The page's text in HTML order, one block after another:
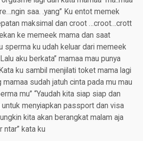
saa. .yang” Ku entot memek
maksimal dan croot …croot…crott
ke memeek mama dan saat
sperma ku udah keluar dari memeek
aku berkata” mamaa mau punya
ku sambil menjilati toket mama lagi
mamaa sudah jatuh cinta pada mu mau
mu” “Yaudah kita siap siap dan
menyiapkan passport dan visa
kita akan berangkat malam aja
ntar” kata ku